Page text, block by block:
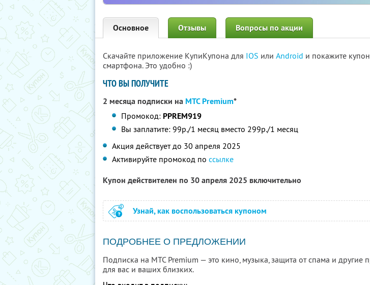
Основное Отзывы Вопросы по акции
Скачайте приложение КупиКупона для IOS или Android и покажите
смартфона. Это удобно :)
ЧТО ВЫ ПОЛУЧИТЕ
2 месяца подписки на МТС Premium*
Промокод: PPREM919
Вы заплатите: 99р./1 месяц вместо 299р./1 месяц
Акция действует до 30 апреля 2025
Активируйте промокод по ссылке
Купон действителен по 30 апреля 2025 включительно
Узнай, как воспользоваться купоном
ПОДРОБНЕЕ О ПРЕДЛОЖЕНИИ
Подписка на МТС Premium — это кино, музыка, защита от спама и другие
для вас и ваших близких.